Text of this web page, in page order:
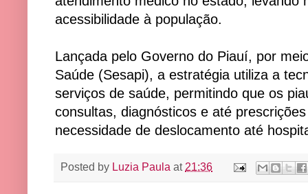
acessibilidade à população.
Lançada pelo Governo do Piauí, por
Saúde (Sesapi), a estratégia utiliza a
serviços de saúde, permitindo que os
consultas, diagnósticos e até
necessidade de deslocamento até
Posted by Luzia Paula at 21:36